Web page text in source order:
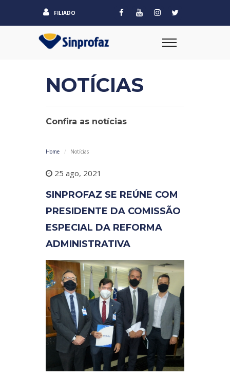
FILIADO
NOTÍCIAS
Confira as notícias
Home Notícias
25 ago, 2021
SINPROFAZ SE REÚNE COM
PRESIDENTE DA COMISSÃO
ESPECIAL DA REFORMA
ADMINISTRATIVA